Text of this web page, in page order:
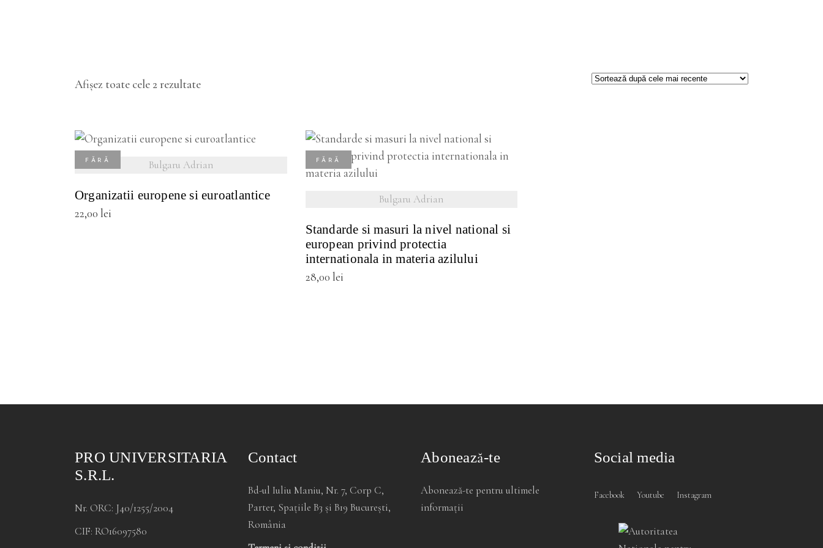
Afișez toate cele 2 rezultateSortat
cele
FĂRĂ Bulgaru Adrian
Organizatii europene si euroatlantice
22,00 lei
FĂRĂ
Bulgaru Adrian
Standarde si masuri la nivel national si
european privind protectia
internationala in materia azilului
28,00 lei
PRO UNIVERSITARIA
S.R.L.
Nr. ORC: J40/1255/2004
CIF: RO16097580
Contact
Bd-ul Iuliu Maniu, Nr. 7, Corp C,
Parter, Spațiile B3 și B19 București,
România
Abonează-te
Abonează-te pentru ultimele
informații
Social media
Facebook Youtube Instagram